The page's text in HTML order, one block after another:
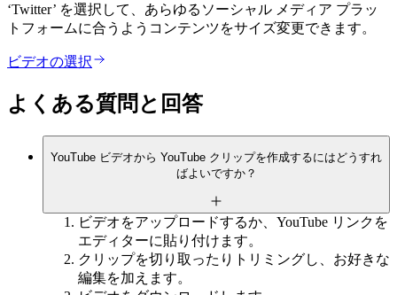
‘Twitter’ を選択して、あらゆるソーシャル メディア プラッ
トフォームに合うようコンテンツをサイズ変更できます。
ビデオの選択
よくある質問と回答
YouTube ビデオから YouTube クリップを作成するにはどうすれ
ばよいですか？
ビデオをアップロードするか、YouTube リンクを
エディターに貼り付けます。
クリップを切り取ったりトリミングし、お好きな
編集を加えます。